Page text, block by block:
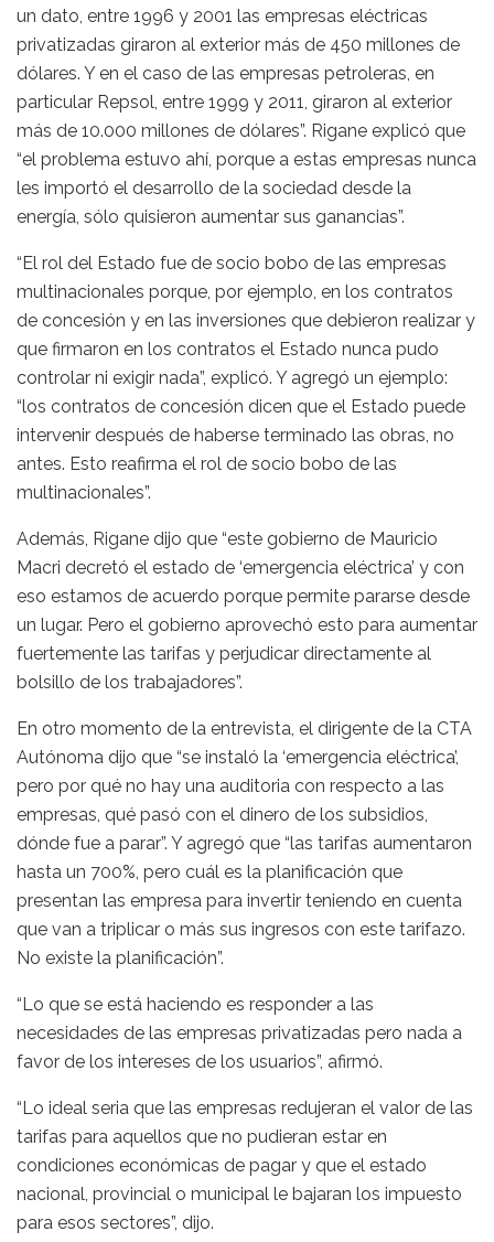
un dato, entre 1996 y 2001 las empresas eléctricas
privatizadas giraron al exterior más de 450 millones de
dólares. Y en el caso de las empresas petroleras, en
particular Repsol, entre 1999 y 2011, giraron al exterior
más de 10.000 millones de dólares”. Rigane explicó que
“el problema estuvo ahí, porque a estas empresas nunca
les importó el desarrollo de la sociedad desde la
energía, sólo quisieron aumentar sus ganancias”.
“El rol del Estado fue de socio bobo de las empresas
multinacionales porque, por ejemplo, en los contratos
de concesión y en las inversiones que debieron realizar y
que firmaron en los contratos el Estado nunca pudo
controlar ni exigir nada”, explicó. Y agregó un ejemplo:
“los contratos de concesión dicen que el Estado puede
intervenir después de haberse terminado las obras, no
antes. Esto reafirma el rol de socio bobo de las
multinacionales”.
Además, Rigane dijo que “este gobierno de Mauricio
Macri decretó el estado de ‘emergencia eléctrica’ y con
eso estamos de acuerdo porque permite pararse desde
un lugar. Pero el gobierno aprovechó esto para aumentar
fuertemente las tarifas y perjudicar directamente al
bolsillo de los trabajadores”.
En otro momento de la entrevista, el dirigente de la CTA
Autónoma dijo que “se instaló la ‘emergencia eléctrica’,
pero por qué no hay una auditoria con respecto a las
empresas, qué pasó con el dinero de los subsidios,
dónde fue a parar”. Y agregó que “las tarifas aumentaron
hasta un 700%, pero cuál es la planificación que
presentan las empresa para invertir teniendo en cuenta
que van a triplicar o más sus ingresos con este tarifazo.
No existe la planificación”.
“Lo que se está haciendo es responder a las
necesidades de las empresas privatizadas pero nada a
favor de los intereses de los usuarios”, afirmó.
“Lo ideal seria que las empresas redujeran el valor de las
tarifas para aquellos que no pudieran estar en
condiciones económicas de pagar y que el estado
nacional, provincial o municipal le bajaran los impuesto
para esos sectores”, dijo.